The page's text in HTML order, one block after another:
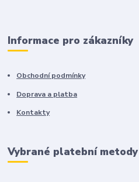
Informace pro zákazníky
Obchodní podmínky
Doprava a platba
Kontakty
Vybrané platební metody